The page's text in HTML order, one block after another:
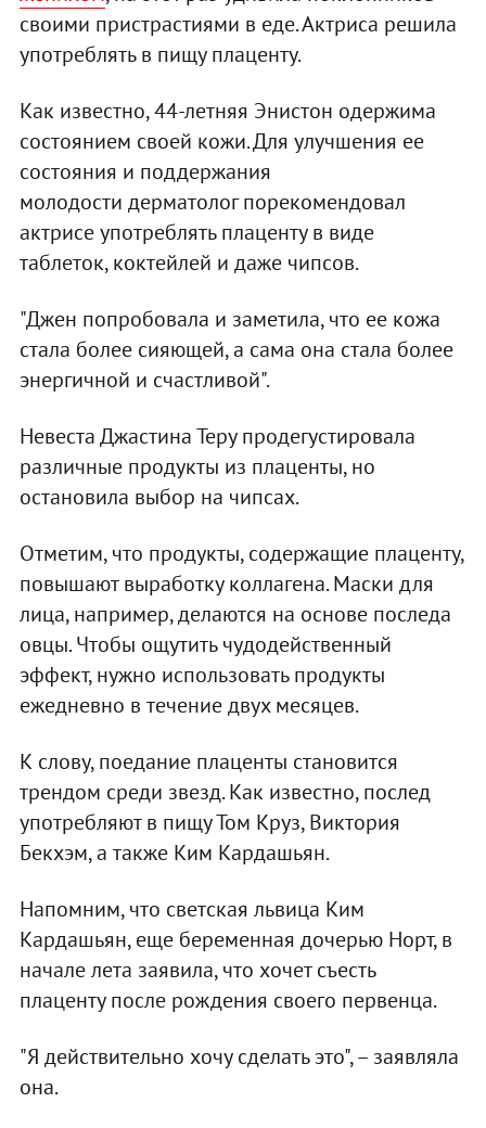
своими пристрастиями в еде. Актриса решила
употреблять в пищу плаценту.
Как известно, 44-летняя Энистон одержима
состоянием своей кожи. Для улучшения ее
состояния и поддержания
молодости дерматолог порекомендовал
актрисе употреблять плаценту в виде
таблеток, коктейлей и даже чипсов.
"Джен попробовала и заметила, что ее кожа
стала более сияющей, а сама она стала более
энергичной и счастливой".
Невеста Джастина Теру продегустировала
различные продукты из плаценты, но
остановила выбор на чипсах.
Отметим, что продукты, содержащие плаценту,
повышают выработку коллагена. Маски для
лица, например, делаются на основе последа
овцы. Чтобы ощутить чудодейственный
эффект, нужно использовать продукты
ежедневно в течение двух месяцев.
К слову, поедание плаценты становится
трендом среди звезд. Как известно, послед
употребляют в пищу Том Круз, Виктория
Бекхэм, а также Ким Кардашьян.
Напомним, что светская львица Ким
Кардашьян, еще беременная дочерью Норт, в
начале лета заявила, что хочет съесть
плаценту после рождения своего первенца.
"Я действительно хочу сделать это", – заявляла
она.